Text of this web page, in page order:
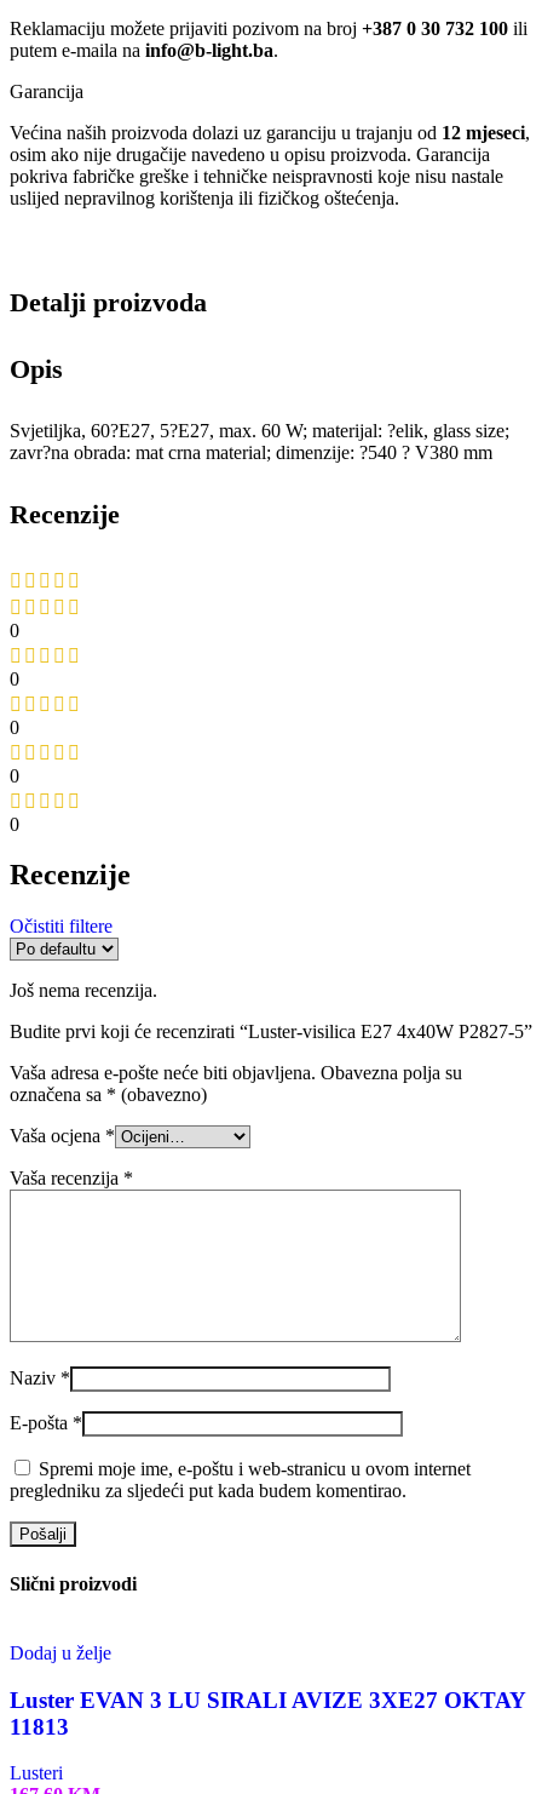
Reklamaciju možete prijaviti pozivom na broj +387 0 30 732 100 ili
putem e-maila na info@b-light.ba.
Garancija
Većina naših proizvoda dolazi uz garanciju u trajanju od 12 mjeseci,
osim ako nije drugačije navedeno u opisu proizvoda. Garancija
pokriva fabričke greške i tehničke neispravnosti koje nisu nastale
uslijed nepravilnog korištenja ili fizičkog oštećenja.
Detalji proizvoda
Opis
Svjetiljka, 60?E27, 5?E27, max. 60 W; materijal: ?elik, glass size;
zavr?na obrada: mat crna material; dimenzije: ?540 ? V380 mm
Recenzije
0
0
0
0
0
Recenzije
Očistiti filtere
Još nema recenzija.
Budite prvi koji će recenzirati “Luster-visilica E27 4x40W P2827-5”
Vaša adresa e-pošte neće biti objavljena. Obavezna polja su
označena sa * (obavezno)
Vaša ocjena *
Vaša recenzija *
Naziv *
E-pošta *
Spremi moje ime, e-poštu i web-stranicu u ovom internet
pregledniku za sljedeći put kada budem komentirao.
Slični proizvodi
Dodaj u želje
Luster EVAN 3 LU SIRALI AVIZE 3XE27 OKTAY
11813
Lusteri